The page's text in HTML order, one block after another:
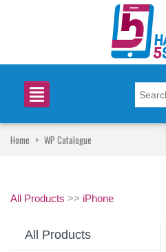
Home > WP Catalogue
All Products >> iPhone
All Products